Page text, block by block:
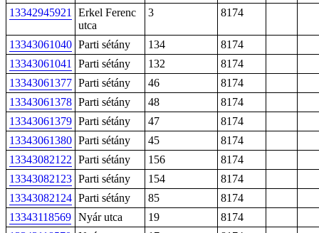
13342945921
Erkel Ferenc
utca
3 8174
13343061040 Parti sétány 134
8174
13343061041
Parti sétány 132
8174
13343061377 Parti sétány 46
8174
13343061378 Parti sétány 48
8174
13343061379 Parti sétány 47
8174
13343061380 Parti sétány 45
8174
13343082122 Parti sétány 156
8174
13343082123 Parti sétány 154
8174
13343082124 Parti sétány 85
8174
13343118569 Nyár utca 19
8174